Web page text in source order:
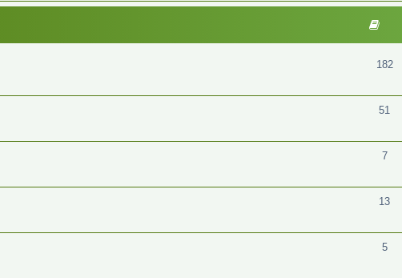
182
51
7
13
5